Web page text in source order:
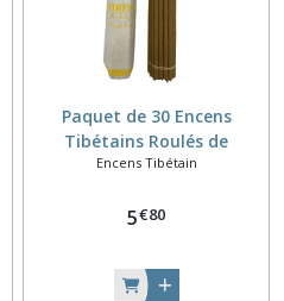
Paquet de 30 Encens
Tibétains Roulés de
Première Qualité - Spirituel
Encens Tibétain
5€80